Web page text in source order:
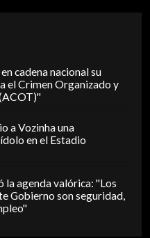
cadena nacional su
el Crimen Organizado y
a Vozinha una
en el Estadio
la agenda valórica: "Los
Gobierno son seguridad,